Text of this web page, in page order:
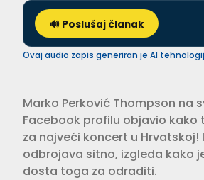
🔊 Poslušaj članak
Ovaj audio zapis generiran je AI
Marko Perković Thompson na
Facebook profilu objavio kako
za najveći koncert u Hrvatskoj!
odbrojava sitno, izgleda kako
dosta toga za odraditi.